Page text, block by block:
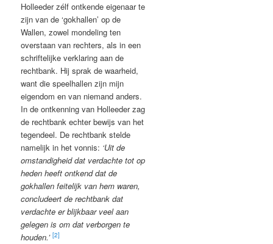
Holleeder zélf ontkende eigenaar te
zijn van de ‘gokhallen’ op de
Wallen, zowel mondeling ten
overstaan van rechters, als in een
schriftelijke verklaring aan de
rechtbank. Hij sprak de waarheid,
want die speelhallen zijn mijn
eigendom en van niemand anders.
In de ontkenning van Holleeder zag
de rechtbank echter bewijs van het
tegendeel. De rechtbank stelde
namelijk in het vonnis: ‘Uit de
omstandigheid dat verdachte tot op
heden heeft ontkend dat de
gokhallen feitelijk van hem waren,
concludeert de rechtbank dat
verdachte er blijkbaar veel aan
gelegen is om dat verborgen te
houden.’[2]